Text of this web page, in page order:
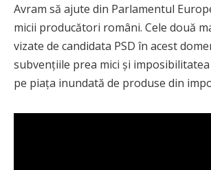
Avram să ajute din Parlamentul
micii producători români. Cele două
vizate de candidata PSD în acest
subvențiile prea mici și imposibilitatea
pe piața inundată de produse din